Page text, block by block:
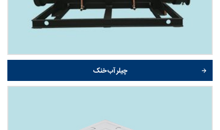
چیلر آب خنک